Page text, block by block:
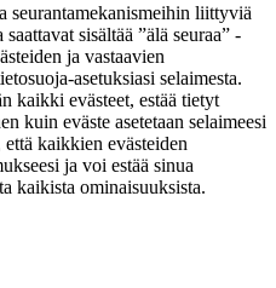
seurantamekanismeihin liittyviä
sisältää ”älä seuraa” -
ja vastaavien
asetuksiasi selaimesta.
kaikki evästeet, estää tietyt
kuin eväste asetetaan selaimeesi
kaikkien evästeiden
ja voi estää sinua
kaikista ominaisuuksista.